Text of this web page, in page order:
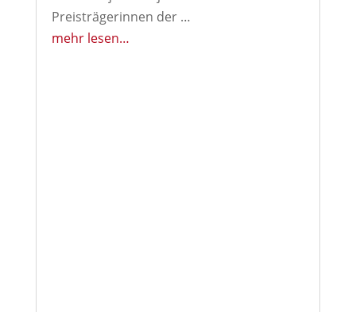
Preisträgerinnen der …
mehr lesen…